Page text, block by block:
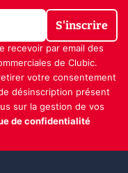
S'inscrire
recevoir par email des
de Clubic.
votre consentement
désinscription présent
sur la gestion de vos
de confidentialité